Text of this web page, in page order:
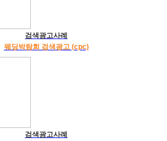
검색광고사례
웨딩박람회 검색광고 (cpc)
검색광고사례